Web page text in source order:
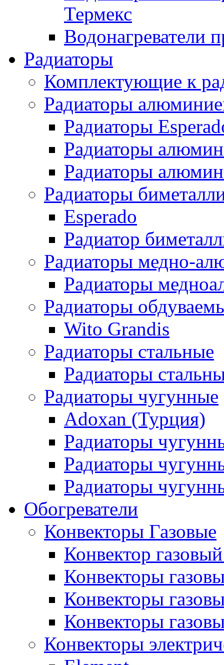
Термекс
Водонагреватели
Радиаторы
Комплектующие к
Радиаторы
Радиаторы
Радиаторы
Радиаторы
Радиаторы
Esperado
Радиатор
Радиаторы медно-
Радиаторы
Радиаторы
Wito Grandis
Радиаторы стальные
Радиаторы
Радиаторы чугунные
Adoxan (Турция)
Радиаторы
Радиаторы
Радиаторы
Обогреватели
Конвекторы Газовые
Конвектор
Конвекторы
Конвекторы
Конвекторы
Конвекторы